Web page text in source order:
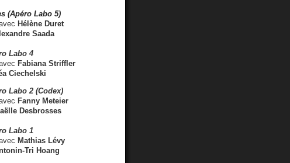
(Apéro Labo 5)
Hélène Duret
Saada
Labo 4
Fabiana Striffler
Ciechelski
Labo 2 (Codex)
Fanny Meteier
Desbrosses
Labo 1
Mathias Lévy
Tri Hoang